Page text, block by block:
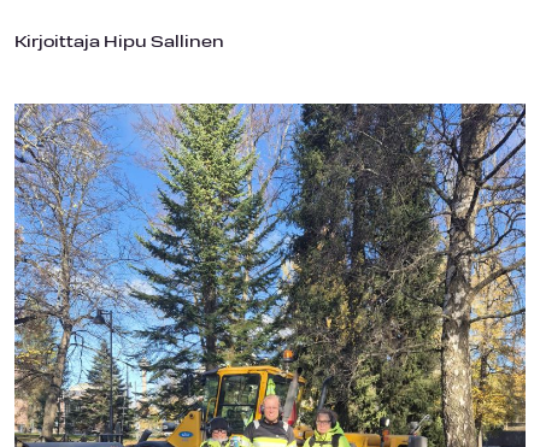
Kirjoittaja Hipu Sallinen